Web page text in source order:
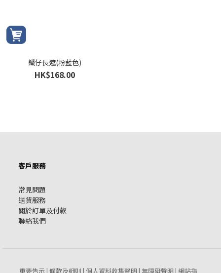
鐵仔長遮(粉藍色)
HK$168.00
客戶服務
常見問題
送貨服務
關於訂單及付款
聯絡我們
重要告示| 條款及細則 | 個人資料收集聲明| 無障礙聲明| 網站指